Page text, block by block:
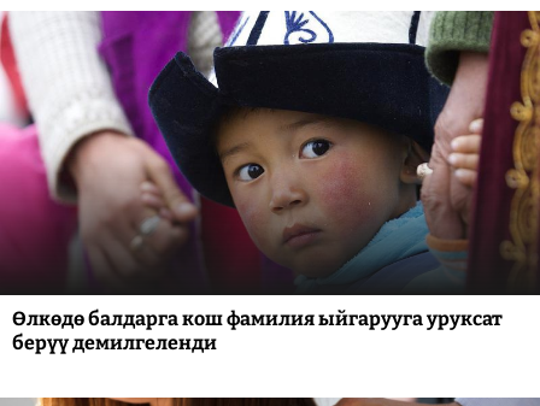
Өлкөдө балдарга кош фамилия ыйгарууга уруксат
берүү демилгеленди